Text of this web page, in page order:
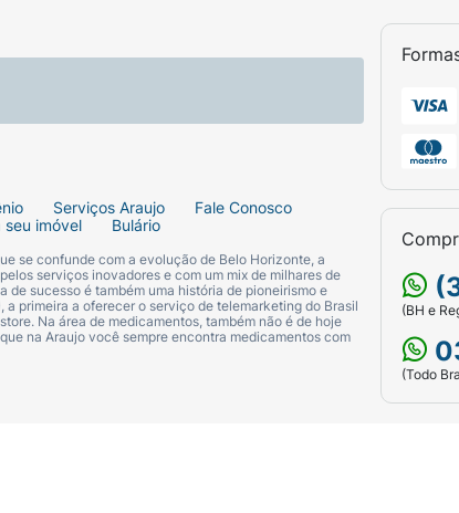
Serviços Araujo
Fale Conosco
seu imóvel Bulário
se confunde com a evolução de Belo Horizonte, a
serviços inovadores e com um mix de milhares de
de sucesso é também uma história de pioneirismo e
primeira a oferecer o serviço de telemarketing do Brasil
Na área de medicamentos, também não é de hoje
na Araujo você sempre encontra medicamentos com
(BH e
(Todo